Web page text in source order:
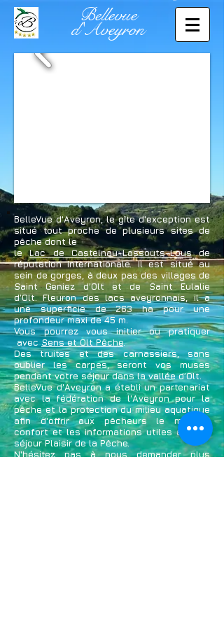
Bellevue
d'Aveyron
BelleVue d'Aveyron, le gîte d'exception est
situé tout proche de plusieurs sites de
pêche dont le
leLac de Castelnau-Lassouts-Lousde
réputation internationale. Il est situé au
sein de gorges, à deux pas des villages de
Saint Geniez d’Olt et de Saint Eulalie
d’Olt. Fleuron des lacs aveyronnais, il a
une superficie de 263 ha pour une
profondeur maxi de 45 m.
Vous pourrez vous initier ou pratiquer
avecSens et Olt Pêche.
Des truites et des carnassiers, sans
oublier les carpes, seront vos muses
pendant votre séjour dans la vallée d’Olt.
BelleVue d'Aveyron a établi un partenariat
avec la fédération de l'Aveyron pour la
pêche et la protection du milieu aquatique
afin d'offrir aux pêcheurs le meilleur
confort et les informations utiles à votre
séjour Plaisir de la Pêche.
N'hésitez pas à nous demander plus